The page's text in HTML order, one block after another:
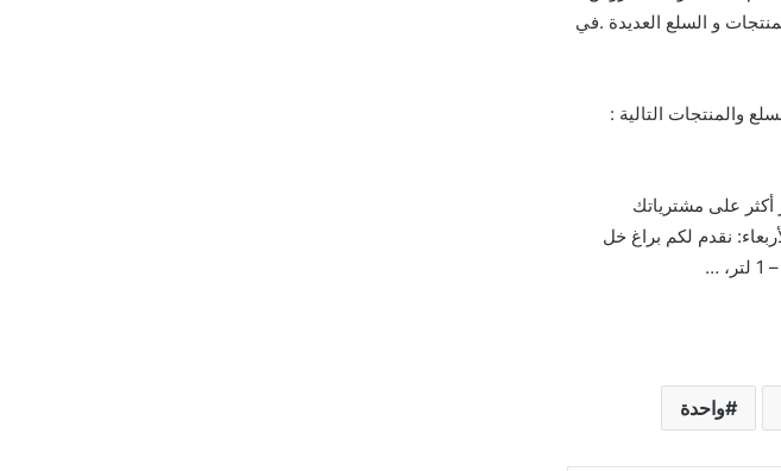
تشكيلة من المنتجات و السلع العديدة .في
أبريل 2024 | 1 شوال 1445 أهلاً بالعيد. وفّر أكثر على مشترياتك
نقدم لكم براغ خل
واحدة